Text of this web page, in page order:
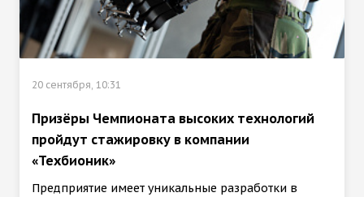
20 сентября, 10:31
Призёры Чемпионата высоких технологий
пройдут стажировку в компании
«Техбионик»
Предприятие имеет уникальные разработки в